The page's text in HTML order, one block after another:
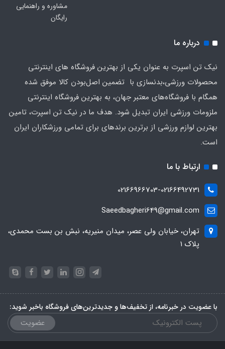
مشاوره و راهنمایی
رایگان
درباره ما
نیک تن اسپرت به عنوان یکی از بهترین فروشگاه های اینترنتی
محصولات ورزشی،بدنسازی با تضمین اصل‌بودن کالا موفق شده
همگام با فروشگاه‌های معتبر جهان، به بهترین فروشگاه اینترنتی
ملزومات ورزشی ایران تبدیل شود. هدف ما در نیک تن اسپرت، تامین
بهترین لوازم ورزشی از برترین برندهای برای تمامی ورزشکاران ایران
است.
ارتباط با ما
02166966703-02166492731
Saeedbagheri649@gmail.com
تهران، خیابان ولی عصر، میدان منیریه، نبش بن بست محمدی،
پلاک ۱
با عضویت در خبرنامه، از تخفیف‌ها و جدیدترین‌های فروشگاه باخبر شوید:
عضویت